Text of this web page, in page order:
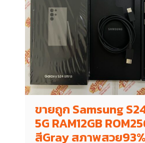
ขายถูก Samsung
5G RAM12GB
สีGray สภาพสวย